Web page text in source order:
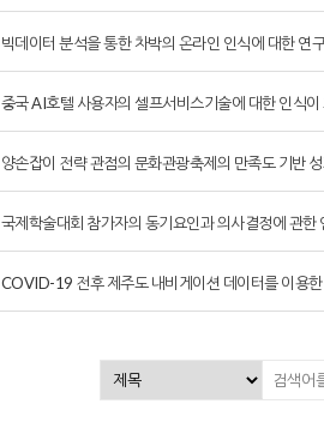
빅데이터 분석을 통한 차박의 온라인 인식에 대한 연
중국 AI호텔 사용자의 셀프서비스기술에 대한 인식
양손잡이 전략 관점의 문화관광축제의 만족도 기반
국제학술대회 참가자의 동기요인과 의사결정에 관
COVID-19 전후 제주도 내비게이션 데이터를 이용